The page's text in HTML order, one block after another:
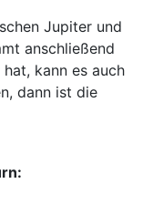
Jupiter und
anschließend
kann es auch
dann ist die